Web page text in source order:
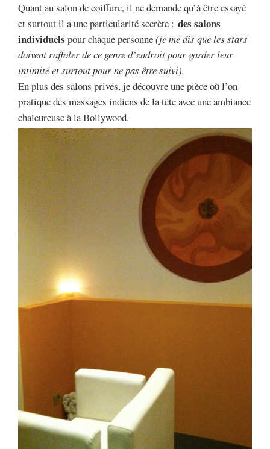
Quant au salon de coiffure, il ne demande qu’à être essayé
et surtout il a une particularité secrète : des salons
individuels pour chaque personne(je me dis que les stars
doivent raffoler de ce genre d’endroit pour garder leur
intimité et surtout pour ne pas être suivi).
En plus des salons privés, je découvre une pièce où l’on
pratique des massages indiens de la tête avec une ambiance
chaleureuse à la Bollywood.